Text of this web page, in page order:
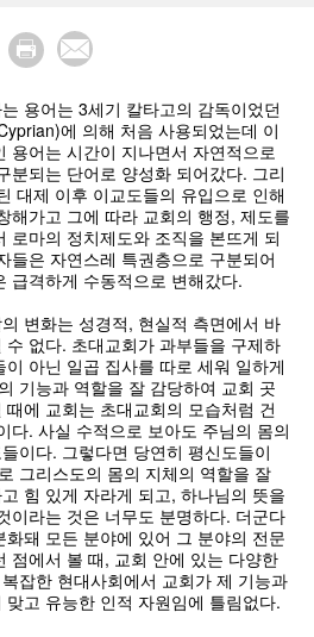
용어는 3세기 칼타고의 감독이었던
에 의해 처음 사용되었는데 이
용어는 시간이 지나면서 자연적으로
분되는 단어로 양성화 되어갔다. 그리
대제 이후 이교도들의 유입으로 인해
해가고 그에 따라 교회의 행정, 제도를
로마의 정치제도와 조직을 본뜨게 되
들은 자연스레 특권층으로 구분되어
급격하게 수동적으로 변해갔다.
변화는 성경적, 현실적 측면에서 바
없다. 초대교회가 과부들을 구제하
아닌 일곱 집사를 따로 세워 일하게
기능과 역할을 잘 감당하여 교회 곳
에 교회는 초대교회의 모습처럼 건
다. 사실 수적으로 보아도 주님의 몸의
이다. 그렇다면 당연히 평신도들이
그리스도의 몸의 지체의 역할을 잘
힘 있게 자라게 되고, 하나님의 뜻을
이라는 것은 너무도 분명하다. 더군다
돼 모든 분야에 있어 그 분야의 전문
점에서 볼 때, 교회 안에 있는 다양한
잡한 현대사회에서 교회가 제 기능과
고 유능한 인적 자원임에 틀림없다.